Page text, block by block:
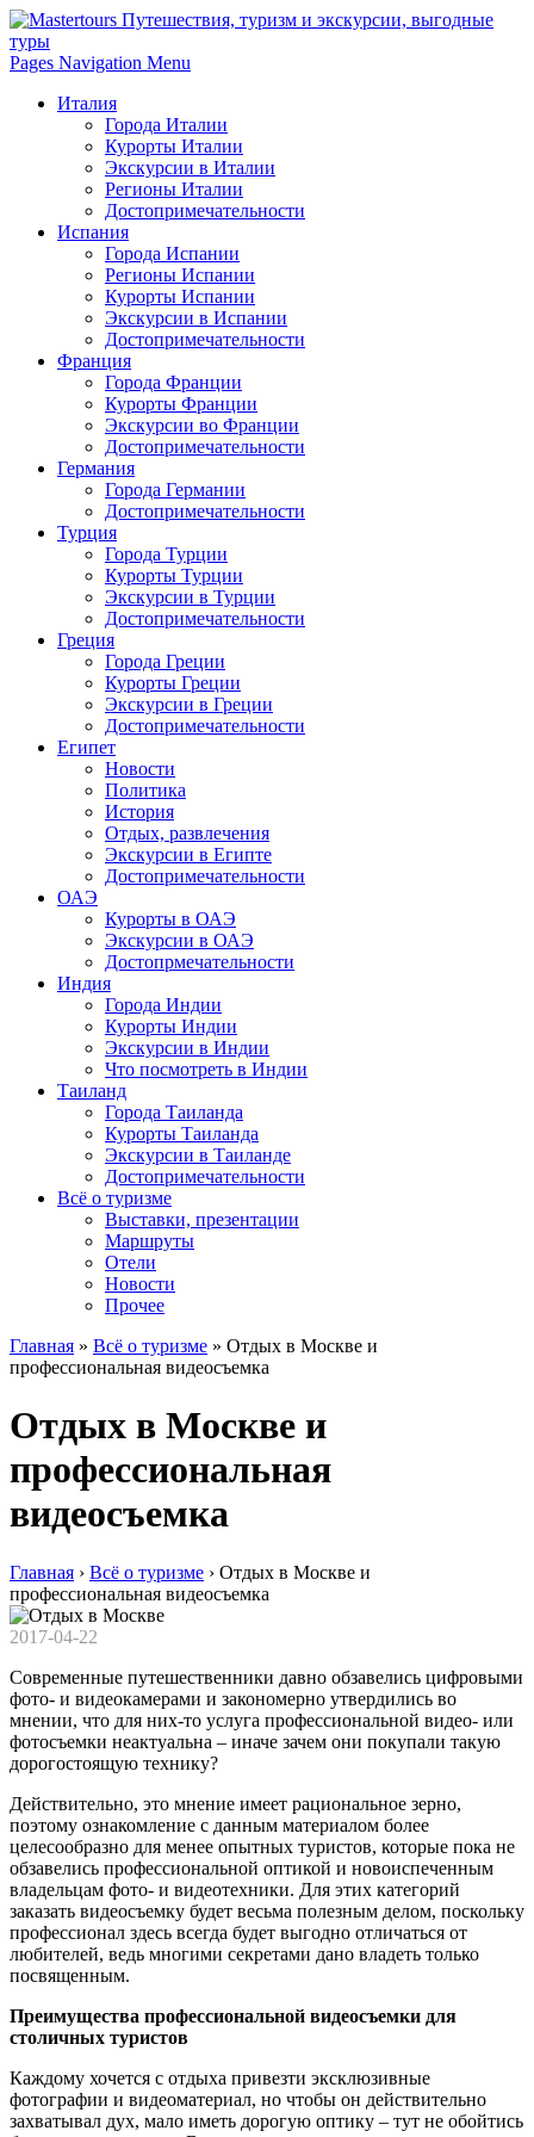
Pages Navigation Menu
Италия
Города Италии
Курорты Италии
Экскурсии в Италии
Регионы Италии
Достопримечательности
Испания
Города Испании
Регионы Испании
Курорты Испании
Экскурсии в Испании
Достопримечательности
Франция
Города Франции
Курорты Франции
Экскурсии во Франции
Достопримечательности
Германия
Города Германии
Достопримечательности
Турция
Города Турции
Курорты Турции
Экскурсии в Турции
Достопримечательности
Греция
Города Греции
Курорты Греции
Экскурсии в Греции
Достопримечательности
Египет
Новости
Политика
История
Отдых, развлечения
Экскурсии в Египте
Достопримечательности
ОАЭ
Курорты в ОАЭ
Экскурсии в ОАЭ
Достопрмечательности
Индия
Города Индии
Курорты Индии
Экскурсии в Индии
Что посмотреть в Индии
Таиланд
Города Таиланда
Курорты Таиланда
Экскурсии в Таиланде
Достопримечательности
Всё о туризме
Выставки, презентации
Маршруты
Отели
Новости
Прочее
Главная » Всё о туризме » Отдых в Москве и
профессиональная видеосъемка
Отдых в Москве и
профессиональная
видеосъемка
Главная › Всё о туризме › Отдых в Москве и
профессиональная видеосъемка
2017-04-22
Современные путешественники давно обзавелись цифровыми
фото- и видеокамерами и закономерно утвердились во
мнении, что для них-то услуга профессиональной видео- или
фотосъемки неактуальна – иначе зачем они покупали такую
дорогостоящую технику?
Действительно, это мнение имеет рациональное зерно,
поэтому ознакомление с данным материалом более
целесообразно для менее опытных туристов, которые пока не
обзавелись профессиональной оптикой и новоиспеченным
владельцам фото- и видеотехники. Для этих категорий
заказать видеосъемку будет весьма полезным делом, поскольку
профессионал здесь всегда будет выгодно отличаться от
любителей, ведь многими секретами дано владеть только
посвященным.
Преимущества профессиональной видеосъемки для
столичных туристов
Каждому хочется с отдыха привезти эксклюзивные
фотографии и видеоматериал, но чтобы он действительно
захватывал дух, мало иметь дорогую оптику – тут не обойтись